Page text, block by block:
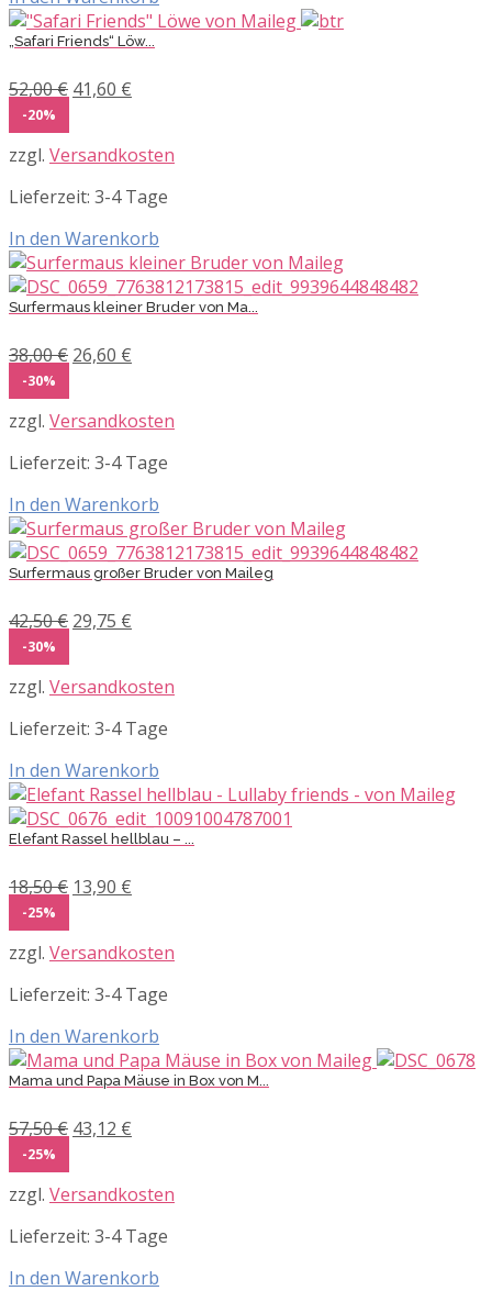
„Safari Friends“ Löw...
52,00€ Ursprünglicher
52,00 €
41,60 €
41,60 €.
-20%
zzgl. Versandkosten
Lieferzeit: 3-4 Tage
In den Warenkorb
Surfermaus kleiner Bruder von Ma...
38,00€ Ursprünglicher
38,00 €
26,60 €
26,60 €.
-30%
zzgl. Versandkosten
Lieferzeit: 3-4 Tage
In den Warenkorb
Surfermaus großer Bruder von Maileg
42,50€ Ursprünglicher
42,50 €
29,75 €
29,75 €.
-30%
zzgl. Versandkosten
Lieferzeit: 3-4 Tage
In den Warenkorb
Elefant Rassel hellblau – ...
18,50€ Ursprünglicher
18,50 €
13,90 €
13,90 €.
-25%
zzgl. Versandkosten
Lieferzeit: 3-4 Tage
In den Warenkorb
Mama und Papa Mäuse in Box von M...
57,50€ Ursprünglicher
57,50 €
43,12 €
43,12 €.
-25%
zzgl. Versandkosten
Lieferzeit: 3-4 Tage
In den Warenkorb